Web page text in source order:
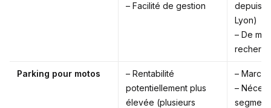
– Facilité de gestion
depuis
Lyon)
– De
Parking pour motos
– Rentabilité
potentiellement plus
élevée (plusieurs
–
–